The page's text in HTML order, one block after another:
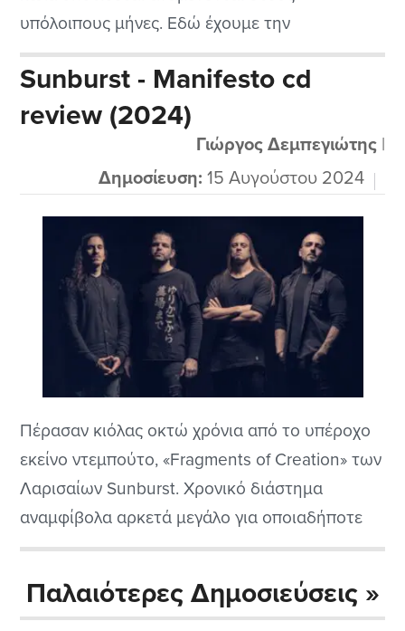
υπόλοιπους μήνες. Εδώ έχουμε την
κυκλοφορία της γλυκύτατης τραγουδίστριας
των Epica, της θρυλικής Simone Simons που σε
συνεργασία με τον μεγάλο μαέστρο Arjen
Lucassen των Ayreon φυσικά φτιάξανε ένα
πειραματικό να το πω...
Sunburst - Manifesto cd
review (2024)
Γιώργος Δεμπεγιώτης|
Δημοσίευση: 15 Αυγούστου 2024
Πέρασαν κιόλας οκτώ χρόνια από το υπέροχο
εκείνο ντεμπούτο, «Fragments of Creation» των
Λαρισαίων Sunburst. Χρονικό διάστημα
αναμφίβολα αρκετά μεγάλο για οποιαδήποτε
μπάντα, πόσο μάλλον όταν αναφερόμαστε σε
μια πρωτοεμφανιζόμενη (δισκογραφικά
τουλάχιστον, γιατί τυπικά, υφίσταται από το
Παλαιότερες Δημοσιεύσεις »